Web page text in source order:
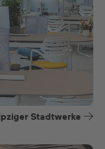
Stadtwerke